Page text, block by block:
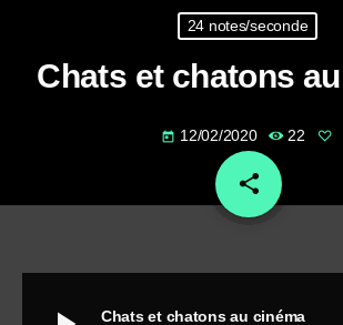
24 notes/seconde
Chats et chatons
today 12/02/2020 22
share
email
Chats et chatons au cinéma